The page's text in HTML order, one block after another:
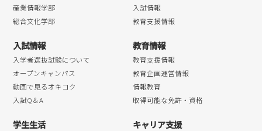
2018年06月
2018年05月
2018年04月
産業情報学部
総合文化学部
入試情報
教育支援情報
入試情報
入学者選抜試験について
オープンキャンパス
動画で見るオキコク
入試Q＆A
教育情報
教育支援情報
教育企画運営情報
情報教育
取得可能な免許・資格
学生生活 キャリア支援